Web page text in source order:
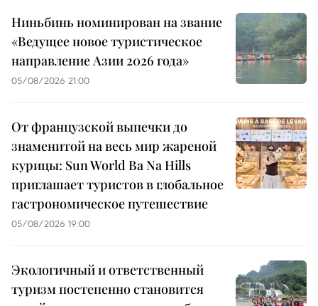
Ниньбинь номинирован на звание
«Ведущее новое туристическое
направление Азии 2026 года»
05/08/2026 21:00
От французской выпечки до
знаменитой на весь мир жареной
курицы: Sun World Ba Na Hills
приглашает туристов в глобальное
гастрономическое путешествие
05/08/2026 19:00
Экологичный и ответственный
туризм постепенно становится